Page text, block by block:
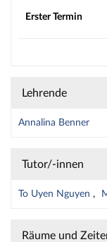
Erster Termin
Lehrende
Annalina Benner
Tutor/-innen
To Uyen Nguyen
Räume und